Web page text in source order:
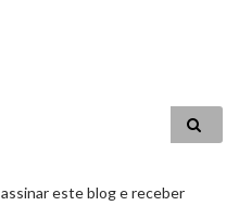
este blog e receber